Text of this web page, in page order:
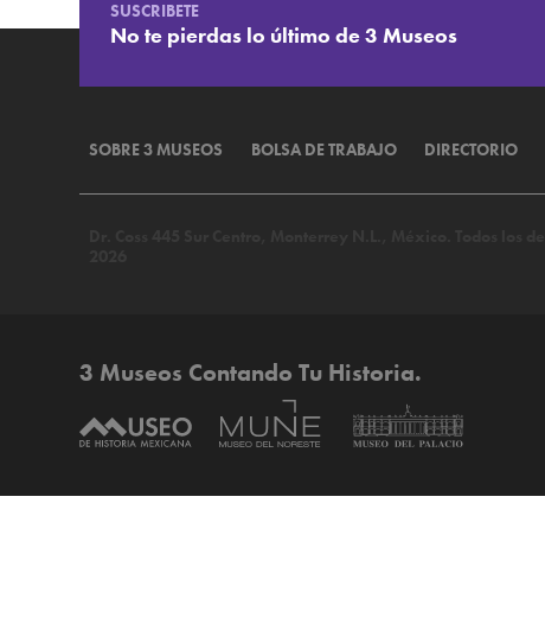
SUSCRIBETE
No te pierdas lo último de 3 Museos
SOBRE 3 MUSEOS BOLSA DE TRABAJO DIRECTORIO
3 Museos Contando Tu Historia.